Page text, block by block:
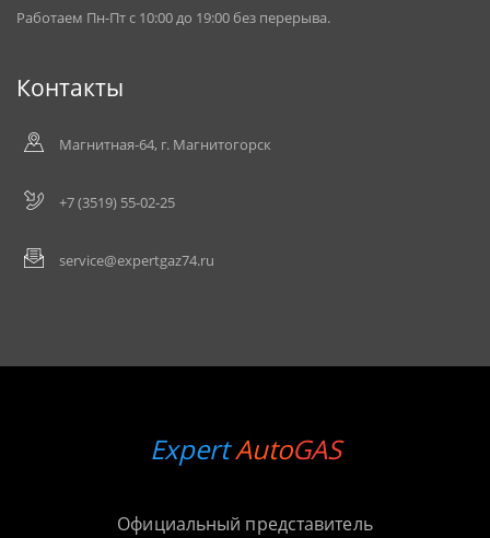
Работаем Пн-Пт с 10:00 до 19:00 без перерыва.
Контакты
Магнитная-64, г. Магнитогорск
+7 (3519) 55-02-25
service@expertgaz74.ru
ExpertAutoGAS
Официальный представитель